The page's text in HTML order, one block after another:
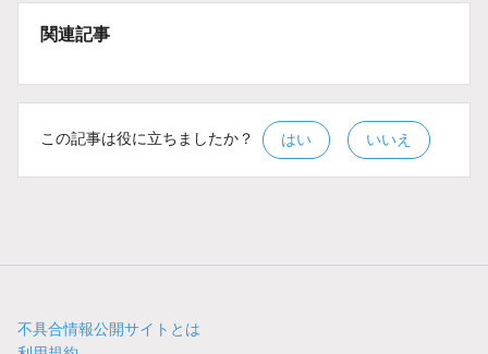
関連記事
この記事は役に立ちましたか？ はい いいえ
不具合情報公開サイトとは